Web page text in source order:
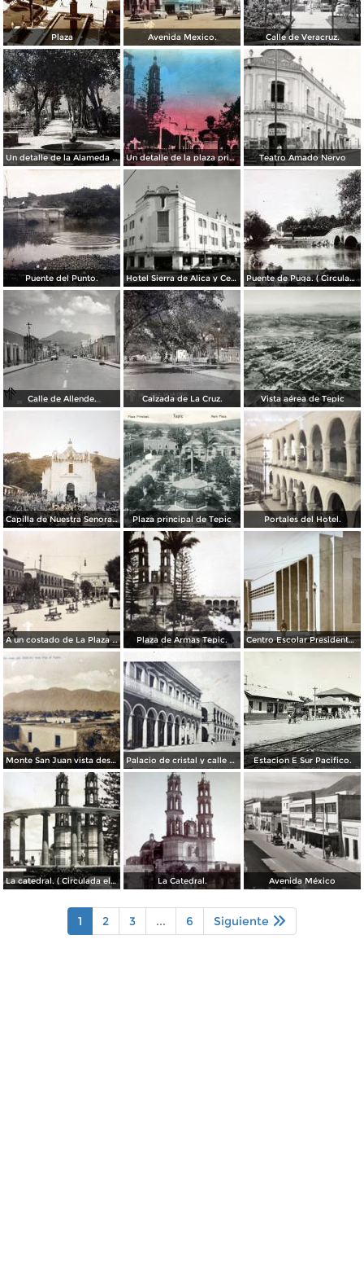
Plaza Avenida Mexico. Calle de Veracruz.
Un detalle de la Alameda ( Circulada el 28 de Junio de 1940 ). Un detalle de la plaza principal ( Circulada el 5 de Junio de 1945 ). Teatro Amado Nervo
Puente del Punto. Hotel Sierra de Alica y Centro de costura Singer Puente de Puga. ( Circulada el 22 de Mayo de 1920 ).
Calle de Allende. Calzada de La Cruz. Vista aérea de Tepic
Capilla de Nuestra Senora de Guadalupe en Barranca el Pichon. Plaza principal de Tepic Portales del Hotel.
A un costado de La Plaza principal. Plaza de Armas Tepic. Centro Escolar Presidente M Aleman.
Monte San Juan vista desde Tepic ( Circulada el 30 de Agosto de 1908 ). Palacio de cristal y calle de Lerdo.( Circulada el 26 de Diciembre de 1919 ). Estacion E Sur Pacifico.
La catedral. ( Circulada el 7 de Agosto de 1955 ). La Catedral. Avenida México
1 2 3 ... 6 Siguiente